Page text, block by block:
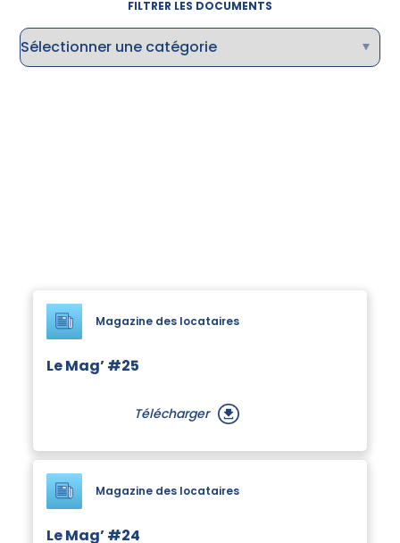
FILTRER LES DOCUMENTS
Magazine des locataires
Le Mag’ #25
Télécharger
Magazine des locataires
Le Mag’ #24